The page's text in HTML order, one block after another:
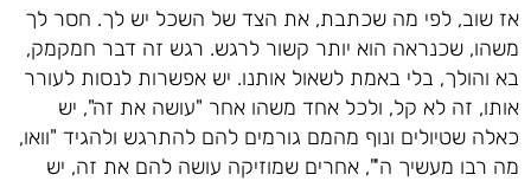
אז שוב, לפי מה שכתבת, את הצד של השכל יש לך. חסר לך
משהו, שכנראה הוא יותר קשור לרגש. רגש זה דבר חמקמק,
בא והולך, בלי באמת לשאול אותנו. יש אפשרות לנסות לעורר
אותו, זה לא קל, ולכל אחד משהו אחר "עושה את זה", יש
כאלה שטיולים ונוף מהמם גורמים להם להתרגש ולהגיד "וואו,
מה רבו מעשיך ה'", אחרים שמוזיקה עושה להם את זה, יש